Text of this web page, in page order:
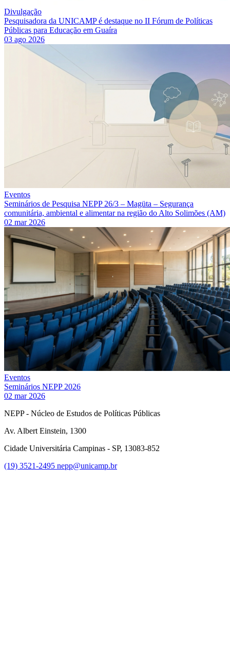
Divulgação
Pesquisadora da UNICAMP é destaque no II Fórum de Políticas
Públicas para Educação em Guaíra
03 ago 2026
Eventos
Seminários de Pesquisa NEPP 26/3 – Magüta – Segurança
comunitária, ambiental e alimentar na região do Alto Solimões (AM)
02 mar 2026
Eventos
Seminários NEPP 2026
02 mar 2026
NEPP - Núcleo de Estudos de Políticas Públicas
Av. Albert Einstein, 1300
Cidade Universitária Campinas - SP, 13083-852
(19) 3521-2495 nepp@unicamp.br